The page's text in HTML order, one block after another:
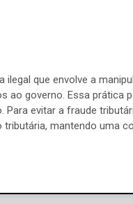
ilegal que envolve a
ao governo. Essa prática
Para evitar a fraude
mantendo uma